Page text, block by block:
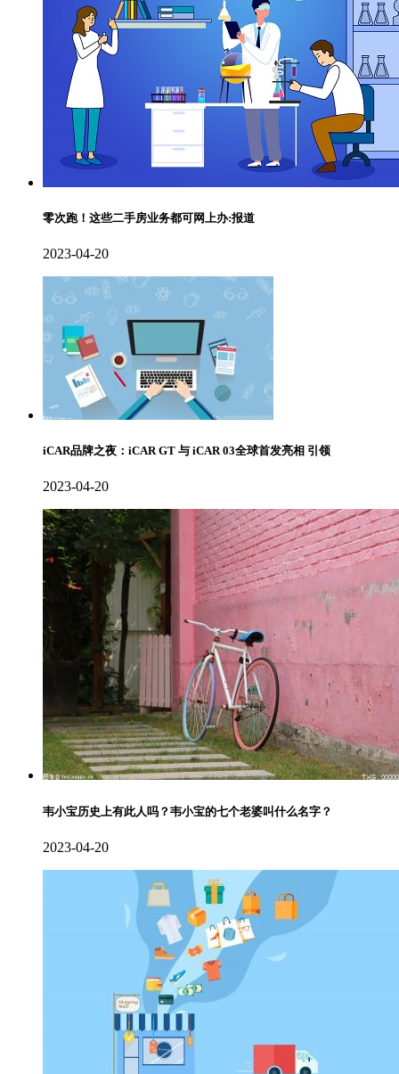
零次跑！这些二手房业务都可网上办:报道
2023-04-20
iCAR品牌之夜：iCAR GT 与 iCAR 03全球首发亮相 引领
2023-04-20
韦小宝历史上有此人吗？韦小宝的七个老婆叫什么名字？
2023-04-20